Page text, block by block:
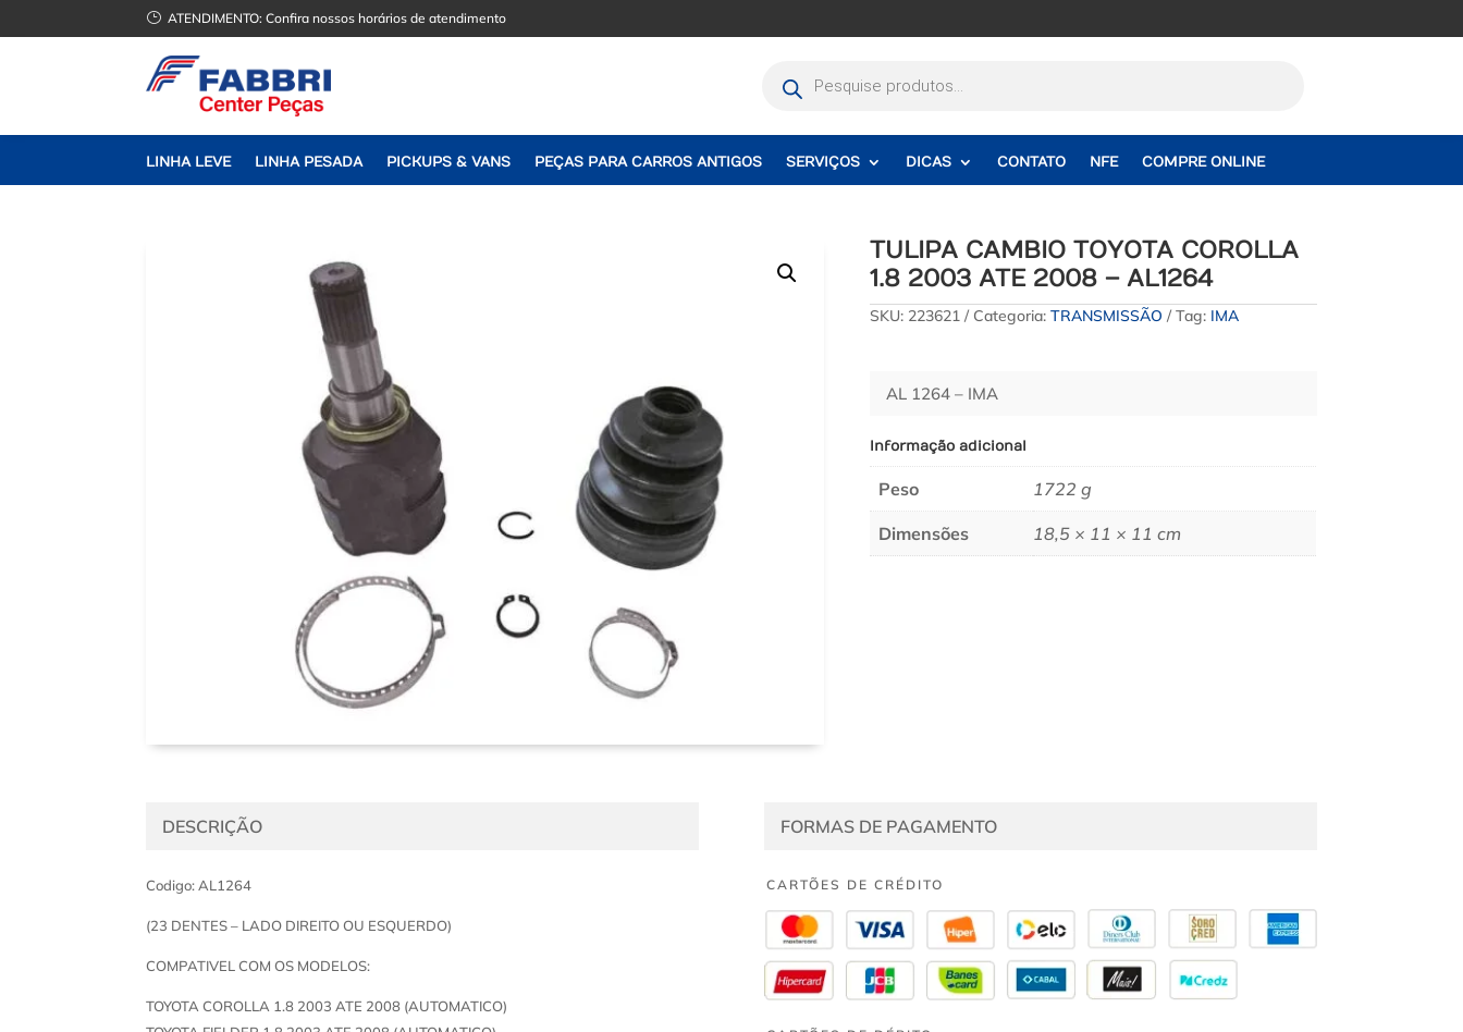
} ATENDIMENTO:Confira nossos horários de atendimento
produtos
LINHA LEVE LINHA PESADA PICKUPS & VANS PEÇAS PARA CARROS ANTIGOS SERVIÇOS DICAS CONTATO NFE COMPRE ONLINE
TULIPA CAMBIO TOYOTA COROLLA
1.8 2003 ATE 2008 – AL1264
SKU: 223621 Categoria: TRANSMISSÃO Tag: IMA
AL 1264 – IMA
Informação adicional
Peso 1722 g
Dimensões 18,5 × 11 × 11 cm
DESCRIÇÃO
Codigo: AL1264
(23 DENTES – LADO DIREITO OU ESQUERDO)
COMPATIVEL COM OS MODELOS:
TOYOTA COROLLA 1.8 2003 ATE 2008 (AUTOMATICO)
FORMAS DE PAGAMENTO
CARTÕES DE CRÉDITO